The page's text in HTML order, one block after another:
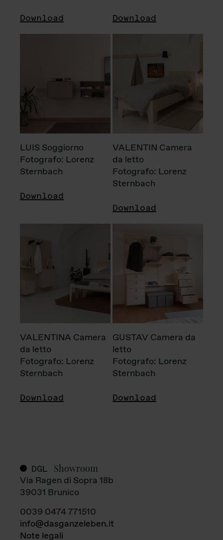
Download Download
LUIS Soggiorno
Fotografo: Lorenz
Sternbach
Download
VALENTIN Camera
da letto
Fotografo: Lorenz
Sternbach
Download
VALENTINA Camera
da letto
Fotografo: Lorenz
Sternbach
Download
GUSTAV Camera da
letto
Fotografo: Lorenz
Sternbach
Download
DGL Showroom
Via Ragen di Sopra 18b
39031 Brunico
0039 0474 771510
info@dasganzeleben.it
Note legali